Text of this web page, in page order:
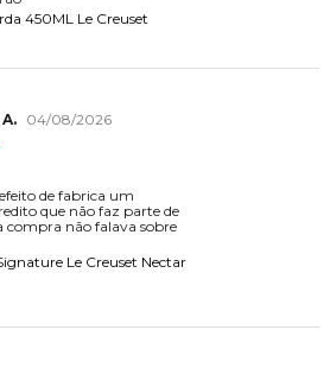
450ML Le Creuset
04/08/2026
de fabrica um
que não faz parte de
não falava sobre
Le Creuset Nectar